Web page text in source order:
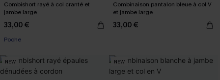
Combishort rayé à col cranté et
jambe large
33,00 €
Poche
Combinaison pantalon bleue à col V
et jambe large
33,00 €
NEW NEW